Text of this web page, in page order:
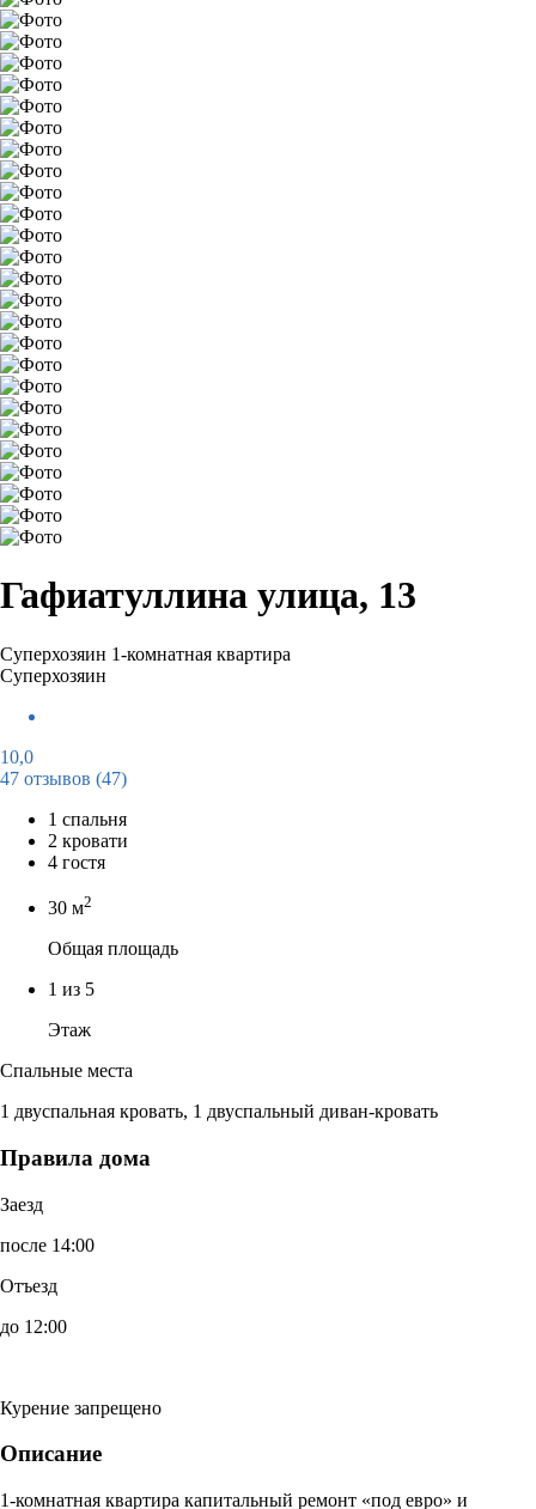
Гафиатуллина улица, 13
Суперхозяин 1-комнатная квартира
Суперхозяин
10,0
47 отзывов (47)
1 спальня
2 кровати
4 гостя
30 м2
Общая площадь
1 из 5
Этаж
Спальные места
1 двуспальная кровать, 1 двуспальный диван-кровать
Правила дома
Заезд
после 14:00
Отъезд
до 12:00
Курение запрещено
Описание
1-комнатная квартира капитальный ремонт «под евро» и